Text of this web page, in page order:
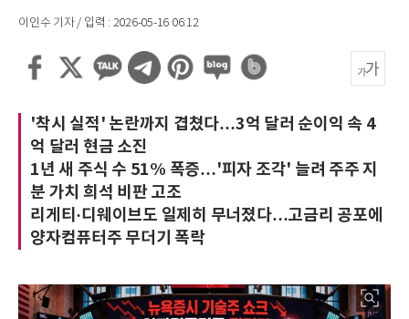
이인수 기자 / 입력 : 2026-05-16 06:12
'착시 실적' 논란까지 겹쳤다…3억 달러 순이익 속 4
억 달러 현금 소진
1년 새 주식 수 51% 폭증…'피자 조각' 늘려 주주 지
분 가치 희석 비판 고조
리게티·디웨이브도 일제히 무너졌다…고금리 공포에
양자컴퓨터주 무더기 폭락